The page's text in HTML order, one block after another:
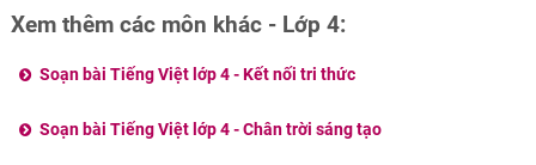
phút
Xem thêm các môn khác - Lớp 4:
Soạn bài Tiếng Việt lớp 4 - Kết nối tri thức
Soạn bài Tiếng Việt lớp 4 - Chân trời sáng tạo